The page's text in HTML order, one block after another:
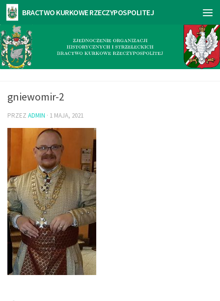
gniewomir-2
PRZEZ ADMIN · 1 MAJA, 2021